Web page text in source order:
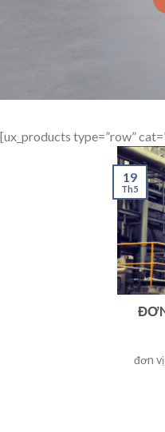
[ux_products type=”row”
đơn
19
Th5